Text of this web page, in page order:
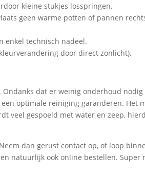
kleine stukjes losspringen.
geen warme potten of pannen
enkel technisch nadeel.
door direct zonlicht).
dat er weinig onderhoud
optimale reiniging garanderen. Het
veel gespoeld met water en zeep,
dan gerust contact op, of loop
natuurlijk ook online bestellen. Super